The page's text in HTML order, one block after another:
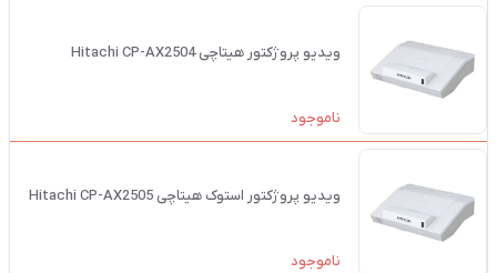
ویدیو پروژکتور هیتاچی Hitachi CP-AX2504
ناموجود
ویدیو پروژکتور استوک هیتاچی Hitachi CP-AX2505
ناموجود